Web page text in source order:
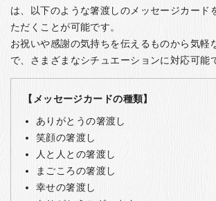
は、以下のような箸渡しのメッセージカード
ただくことが可能です。
お祝いや感謝の気持ちを伝えるものから気軽
で、さまざまなシチュエーションに対応可能
【メッセージカードの種類】
ありがとうの箸渡し
笑顔の箸渡し
人と人との箸渡し
まごころの箸渡し
幸せの箸渡し